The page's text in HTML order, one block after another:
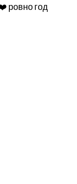
ровно год